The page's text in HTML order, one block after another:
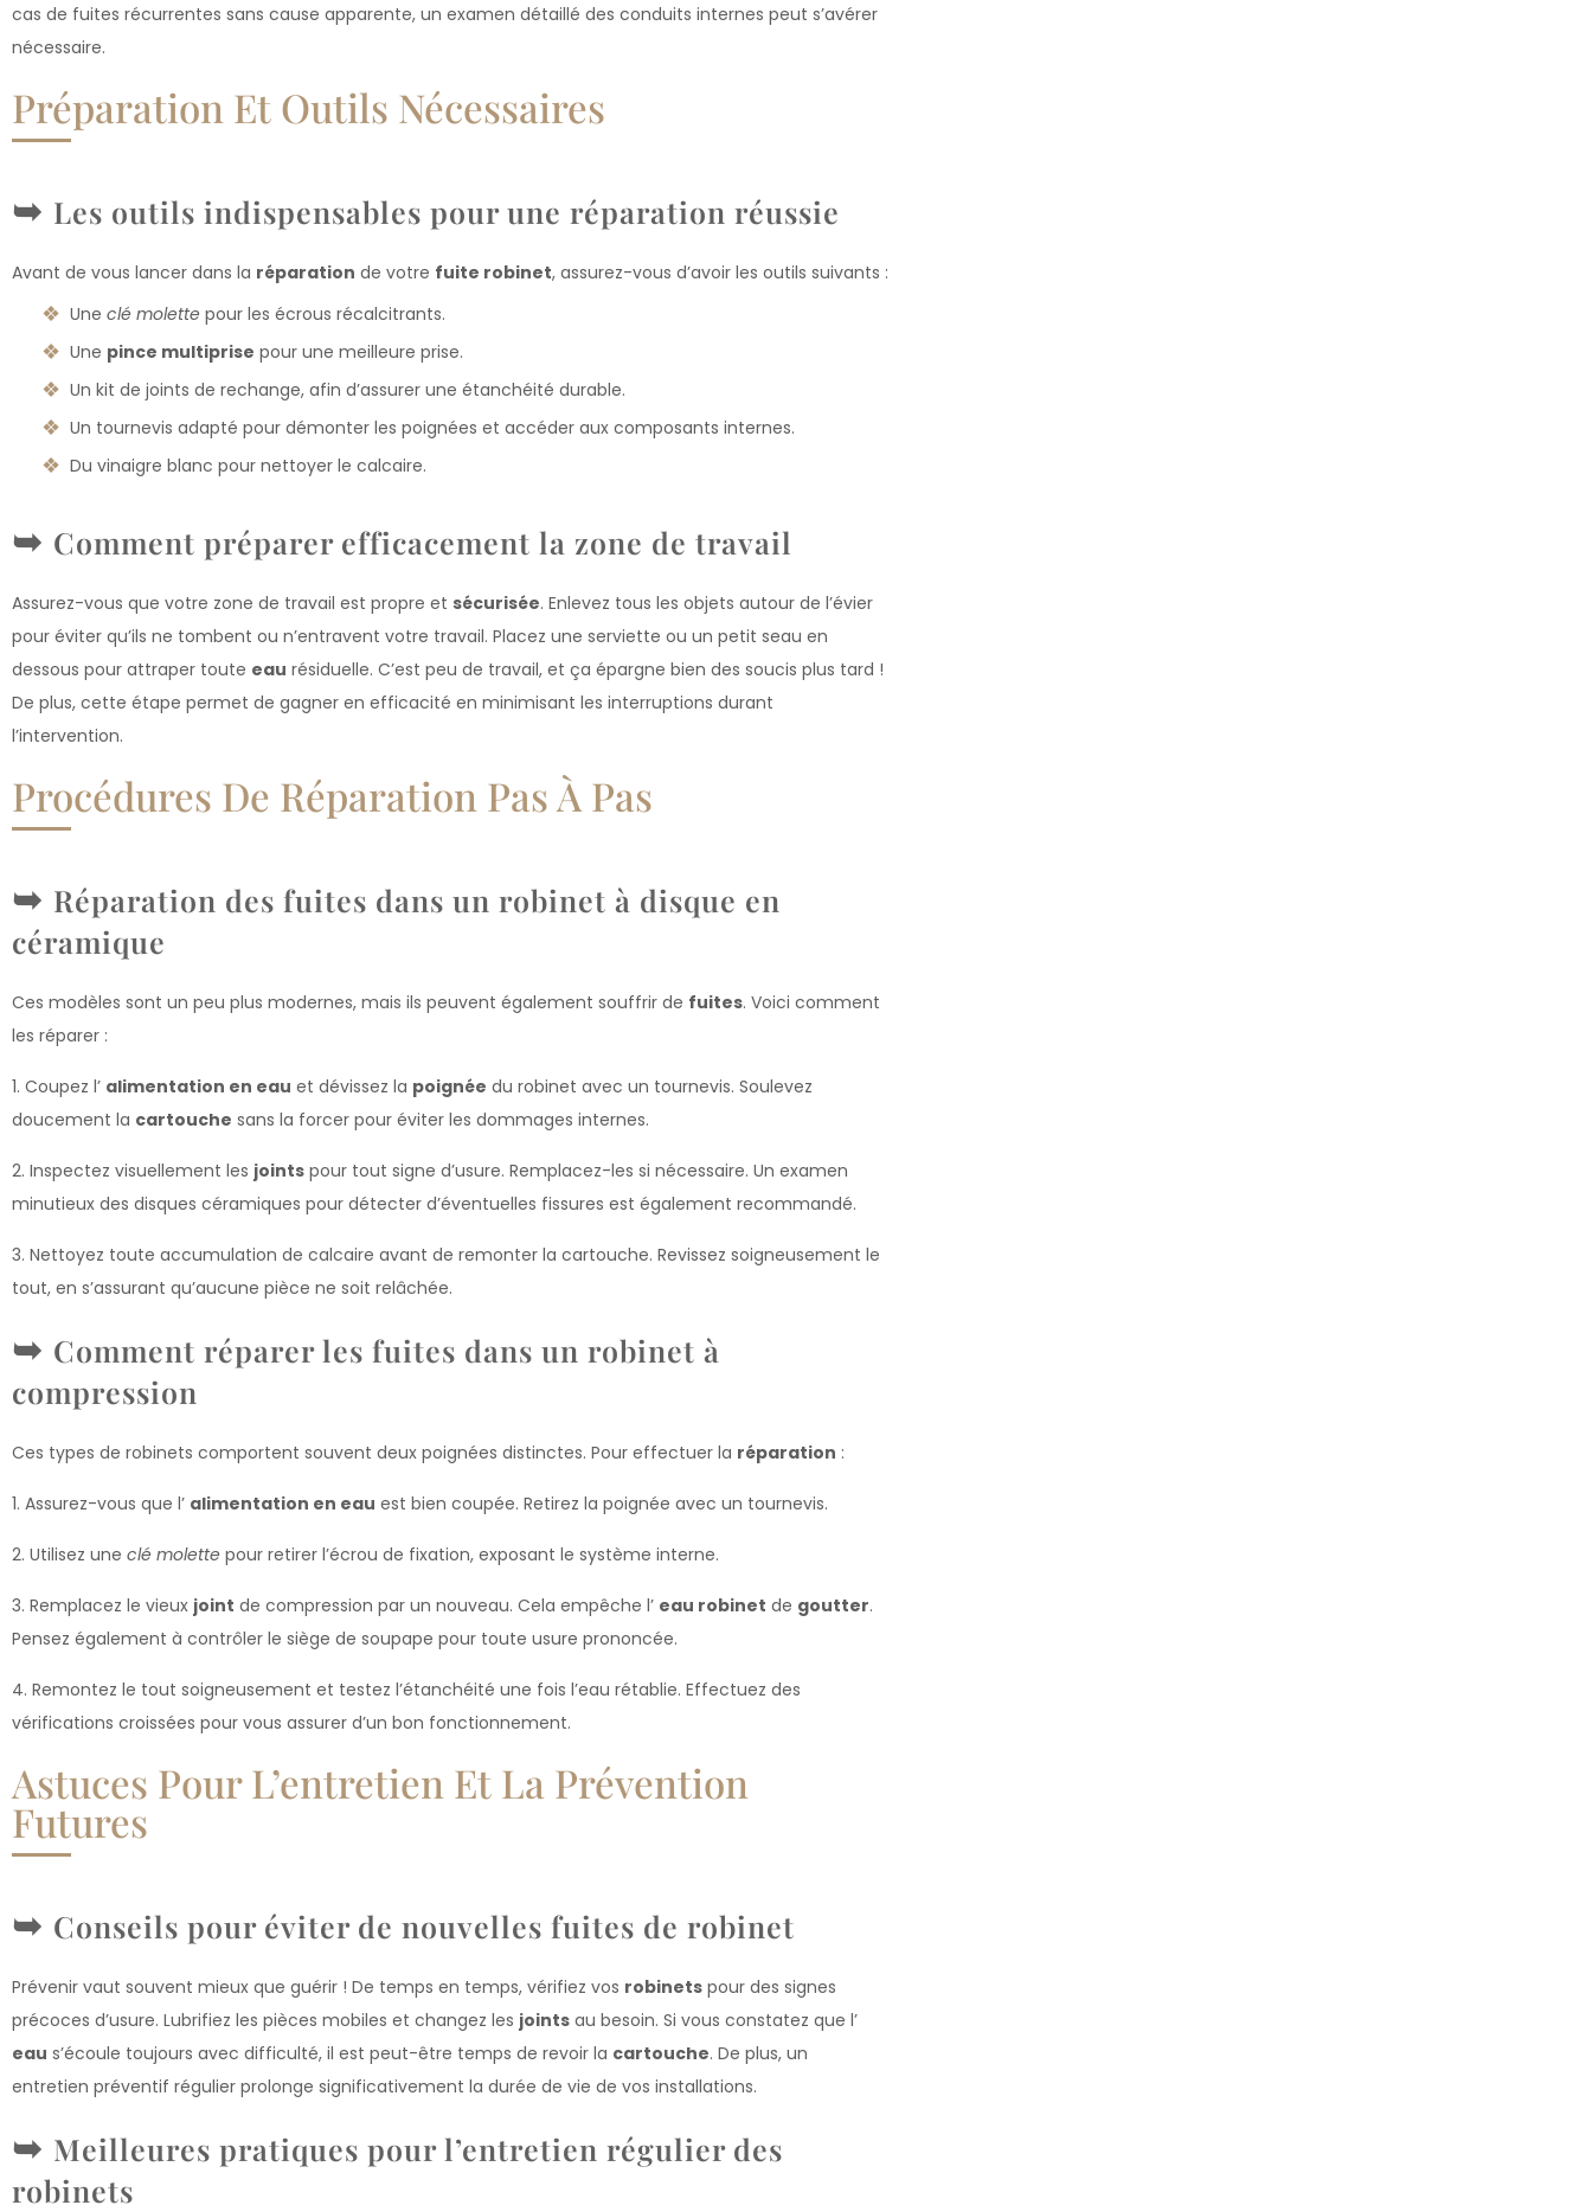
cas de fuites récurrentes sans cause apparente, un examen détaillé des conduits internes peut s’avérer
nécessaire.
Préparation Et Outils Nécessaires
Les outils indispensables pour une réparation réussie
Avant de vous lancer dans la réparation de votre fuite robinet, assurez-vous d’avoir les outils suivants :
Une clé molette pour les écrous récalcitrants.
Une pince multiprise pour une meilleure prise.
Un kit de joints de rechange, afin d’assurer une étanchéité durable.
Un tournevis adapté pour démonter les poignées et accéder aux composants internes.
Du vinaigre blanc pour nettoyer le calcaire.
Comment préparer efficacement la zone de travail
Assurez-vous que votre zone de travail est propre et sécurisée. Enlevez tous les objets autour de l’évier
pour éviter qu’ils ne tombent ou n’entravent votre travail. Placez une serviette ou un petit seau en
dessous pour attraper toute eau résiduelle. C’est peu de travail, et ça épargne bien des soucis plus tard !
De plus, cette étape permet de gagner en efficacité en minimisant les interruptions durant
l’intervention.
Procédures De Réparation Pas À Pas
Réparation des fuites dans un robinet à disque en
céramique
Ces modèles sont un peu plus modernes, mais ils peuvent également souffrir de fuites. Voici comment
les réparer :
1. Coupez l’ alimentation en eau et dévissez la poignée du robinet avec un tournevis. Soulevez
doucement la cartouche sans la forcer pour éviter les dommages internes.
2. Inspectez visuellement les joints pour tout signe d’usure. Remplacez-les si nécessaire. Un examen
minutieux des disques céramiques pour détecter d’éventuelles fissures est également recommandé.
3. Nettoyez toute accumulation de calcaire avant de remonter la cartouche. Revissez soigneusement le
tout, en s’assurant qu’aucune pièce ne soit relâchée.
Comment réparer les fuites dans un robinet à
compression
Ces types de robinets comportent souvent deux poignées distinctes. Pour effectuer la réparation :
1. Assurez-vous que l’ alimentation en eau est bien coupée. Retirez la poignée avec un tournevis.
2. Utilisez une clé molette pour retirer l’écrou de fixation, exposant le système interne.
3. Remplacez le vieux joint de compression par un nouveau. Cela empêche l’ eau robinet de goutter.
Pensez également à contrôler le siège de soupape pour toute usure prononcée.
4. Remontez le tout soigneusement et testez l’étanchéité une fois l’eau rétablie. Effectuez des
vérifications croissées pour vous assurer d’un bon fonctionnement.
Astuces Pour L’entretien Et La Prévention
Futures
Conseils pour éviter de nouvelles fuites de robinet
Prévenir vaut souvent mieux que guérir ! De temps en temps, vérifiez vos robinets pour des signes
précoces d’usure. Lubrifiez les pièces mobiles et changez les joints au besoin. Si vous constatez que l’
eau s’écoule toujours avec difficulté, il est peut-être temps de revoir la cartouche. De plus, un
entretien préventif régulier prolonge significativement la durée de vie de vos installations.
Meilleures pratiques pour l’entretien régulier des
robinets